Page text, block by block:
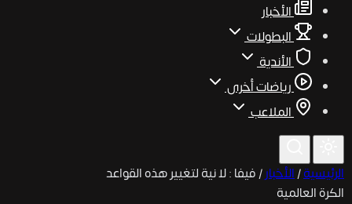
الأخبار
البطولات
الأندية
رياضات أخرى
الملاعب
الرئيسية/الأخبار/فيفا : لا نية لتغيير هذه القواعد
الكرة العالمية